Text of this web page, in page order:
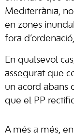
Mediterrània,
en zones
fora
En qualsevol
assegurat que
un acord abans
que el PP
A més a més,